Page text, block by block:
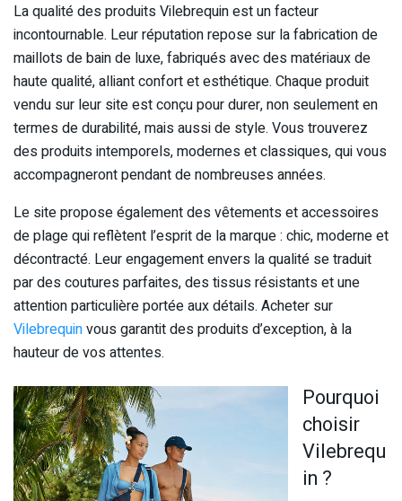
La qualité des produits Vilebrequin est un facteur
incontournable. Leur réputation repose sur la fabrication de
maillots de bain de luxe, fabriqués avec des matériaux de
haute qualité, alliant confort et esthétique. Chaque produit
vendu sur leur site est conçu pour durer, non seulement en
termes de durabilité, mais aussi de style. Vous trouverez
des produits intemporels, modernes et classiques, qui vous
accompagneront pendant de nombreuses années.
Le site propose également des vêtements et accessoires
de plage qui reflètent l’esprit de la marque : chic, moderne et
décontracté. Leur engagement envers la qualité se traduit
par des coutures parfaites, des tissus résistants et une
attention particulière portée aux détails. Acheter sur
Vilebrequinvous garantit des produits d’exception, à la
hauteur de vos attentes.
Pourquoi
choisir
Vilebrequ
in ?